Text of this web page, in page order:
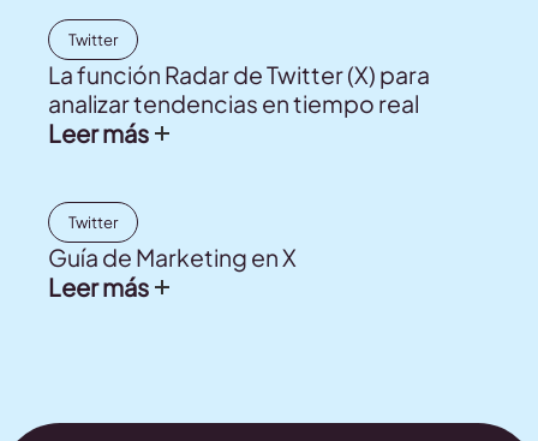
Twitter
La función Radar de Twitter (X) para
analizar tendencias en tiempo real
Leer más
Twitter
Guía de Marketing en X
Leer más